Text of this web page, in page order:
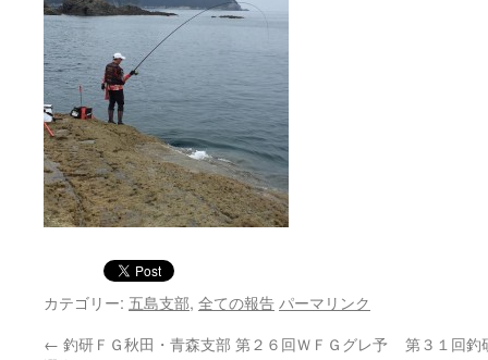
カテゴリー: 五島支部, 全ての報告 パーマリンク
← 釣研ＦＧ秋田・青森支部 第２６回ＷＦＧグレ予
第３１回釣